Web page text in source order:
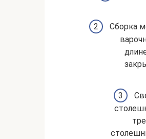
Сборка